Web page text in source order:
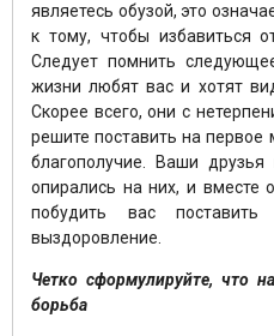
являетесь обузой, это
к тому, чтобы избавиться
Следует помнить
жизни любят вас и хотят
Скорее всего, они с
решите поставить на первое
благополучие. Ваши
опирались на них, и вместе
побудить вас
выздоровление.
Четко сформулируйте, что
борьба